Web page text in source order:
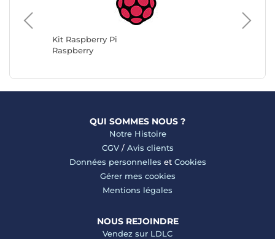
Kit Raspberry Pi
Raspberry
Kit
Hutopi
QUI SOMMES NOUS ?
Notre Histoire
CGV/ Avis clients
Données personnelles et Cookies
Gérer mes cookies
Mentions légales
NOUS REJOINDRE
Vendez sur LDLC